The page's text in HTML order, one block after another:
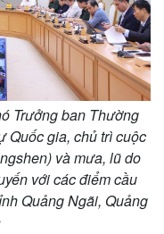
Trưởng ban Thường
Quốc gia, chủ trì cuộc
và mưa, lũ do
với các điểm cầu
Quảng Ngãi, Quảng